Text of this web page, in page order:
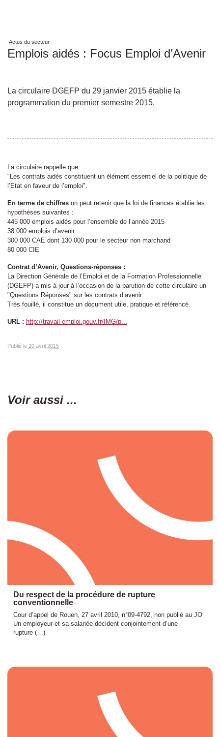
Actus du secteur
Emplois aidés : Focus Emploi d’Avenir
La circulaire DGEFP du 29 janvier 2015 établie la
programmation du premier semestre 2015.
La circulaire rappelle que :
"Les contrats aidés constituent un élément essentiel de la politique de
l’Etat en faveur de l’emploi".
En terme de chiffres on peut retenir que la loi de finances établie les
hypothèses suivantes :
445 000 emplois aidés pour l’ensemble de l’année 2015
38 000 emplois d’avenir
300 000 CAE dont 130 000 pour le secteur non marchand
80 000 CIE
Contrat d’Avenir, Questions-réponses :
La Direction Générale de l’Emploi et de la Formation Professionnelle
(DGEFP) a mis à jour à l’occasion de la parution de cette circulaire un
"Questions Réponses" sur les contrats d’avenir.
Très fouillé, il constitue un document utile, pratique et référencé.
URL : http://travail-emploi.gouv.fr/IMG/p...
Publié le 20 avril 2015
Voir aussi ...
Du respect de la procédure de rupture
conventionnelle
Cour d’appel de Rouen, 27 avril 2010, n°09-4792, non publié au JO
Un employeur et sa salariée décident conjointement d’une
rupture (…)